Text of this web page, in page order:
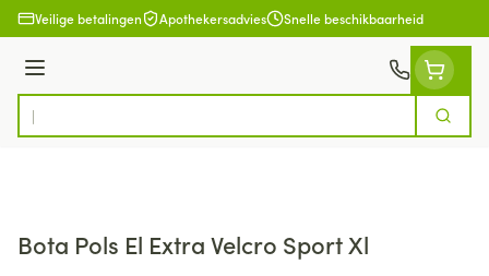
Ga naar de inhoud
Veilige betalingen Apothekersadvies Snelle beschikbaarheid
Menu
Product, merk, categorie...
Zoek
Bota Pols El Extra Velcro Sport Xl